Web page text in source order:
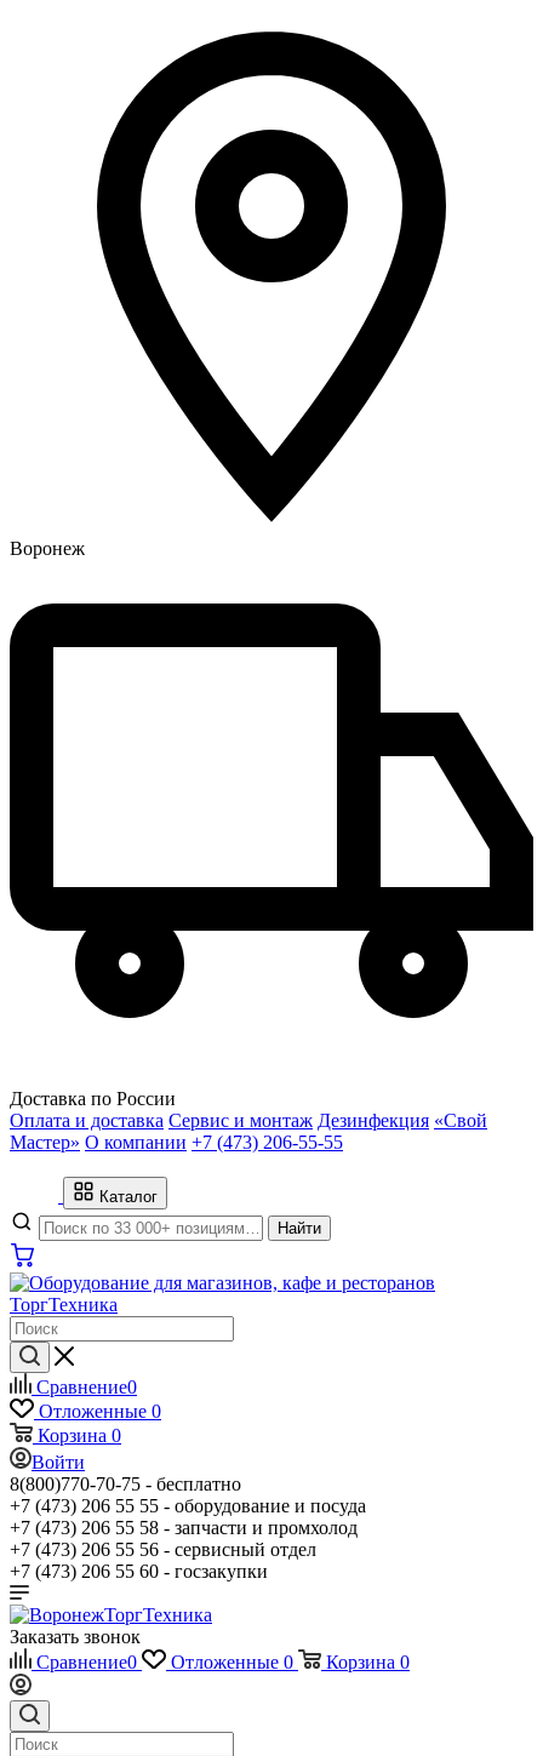
Воронеж
Доставка по России
Оплата и доставка Сервис и монтаж Дезинфекция «Свой
Мастер» О компании +7 (473) 206-55-55
Каталог
Найти
Сравнение0
Отложенные 0
Корзина 0
Войти
8(800)770-70-75 - бесплатно
+7 (473) 206 55 55 - оборудование и посуда
+7 (473) 206 55 58 - запчасти и промхолод
+7 (473) 206 55 56 - сервисный отдел
+7 (473) 206 55 60 - госзакупки
Заказать звонок
Сравнение0 Отложенные 0 Корзина 0